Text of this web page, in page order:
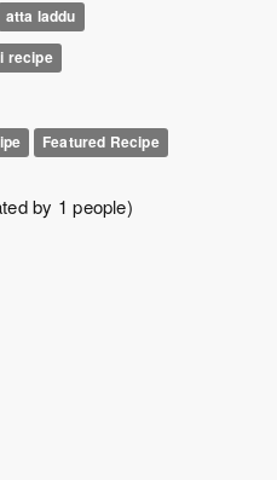
atta laddu
recipe
Featured Recipe
by 1 people)